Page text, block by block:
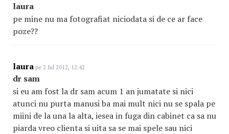
laura
pe mine nu ma fotografiat niciodata si de ce ar face
poze??
laura pe 2 Iul 2012, 12:42
dr sam
si eu am fost la dr sam acum 1 an jumatate si nici
atunci nu purta manusi ba mai mult nici nu se spala pe
miini de la una la alta, iesea in fuga din cabinet ca sa nu
piarda vreo clienta si uita sa se mai spele sau nici